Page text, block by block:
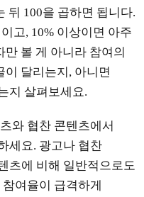
뒤 100을 곱하면 됩니다.
고, 10% 이상이면 아주
볼 게 아니라 참여의
이 달리는지, 아니면
지 살펴보세요.
와 협찬 콘텐츠에서
세요. 광고나 협찬
츠에 비해 일반적으로도
여율이 급격하게